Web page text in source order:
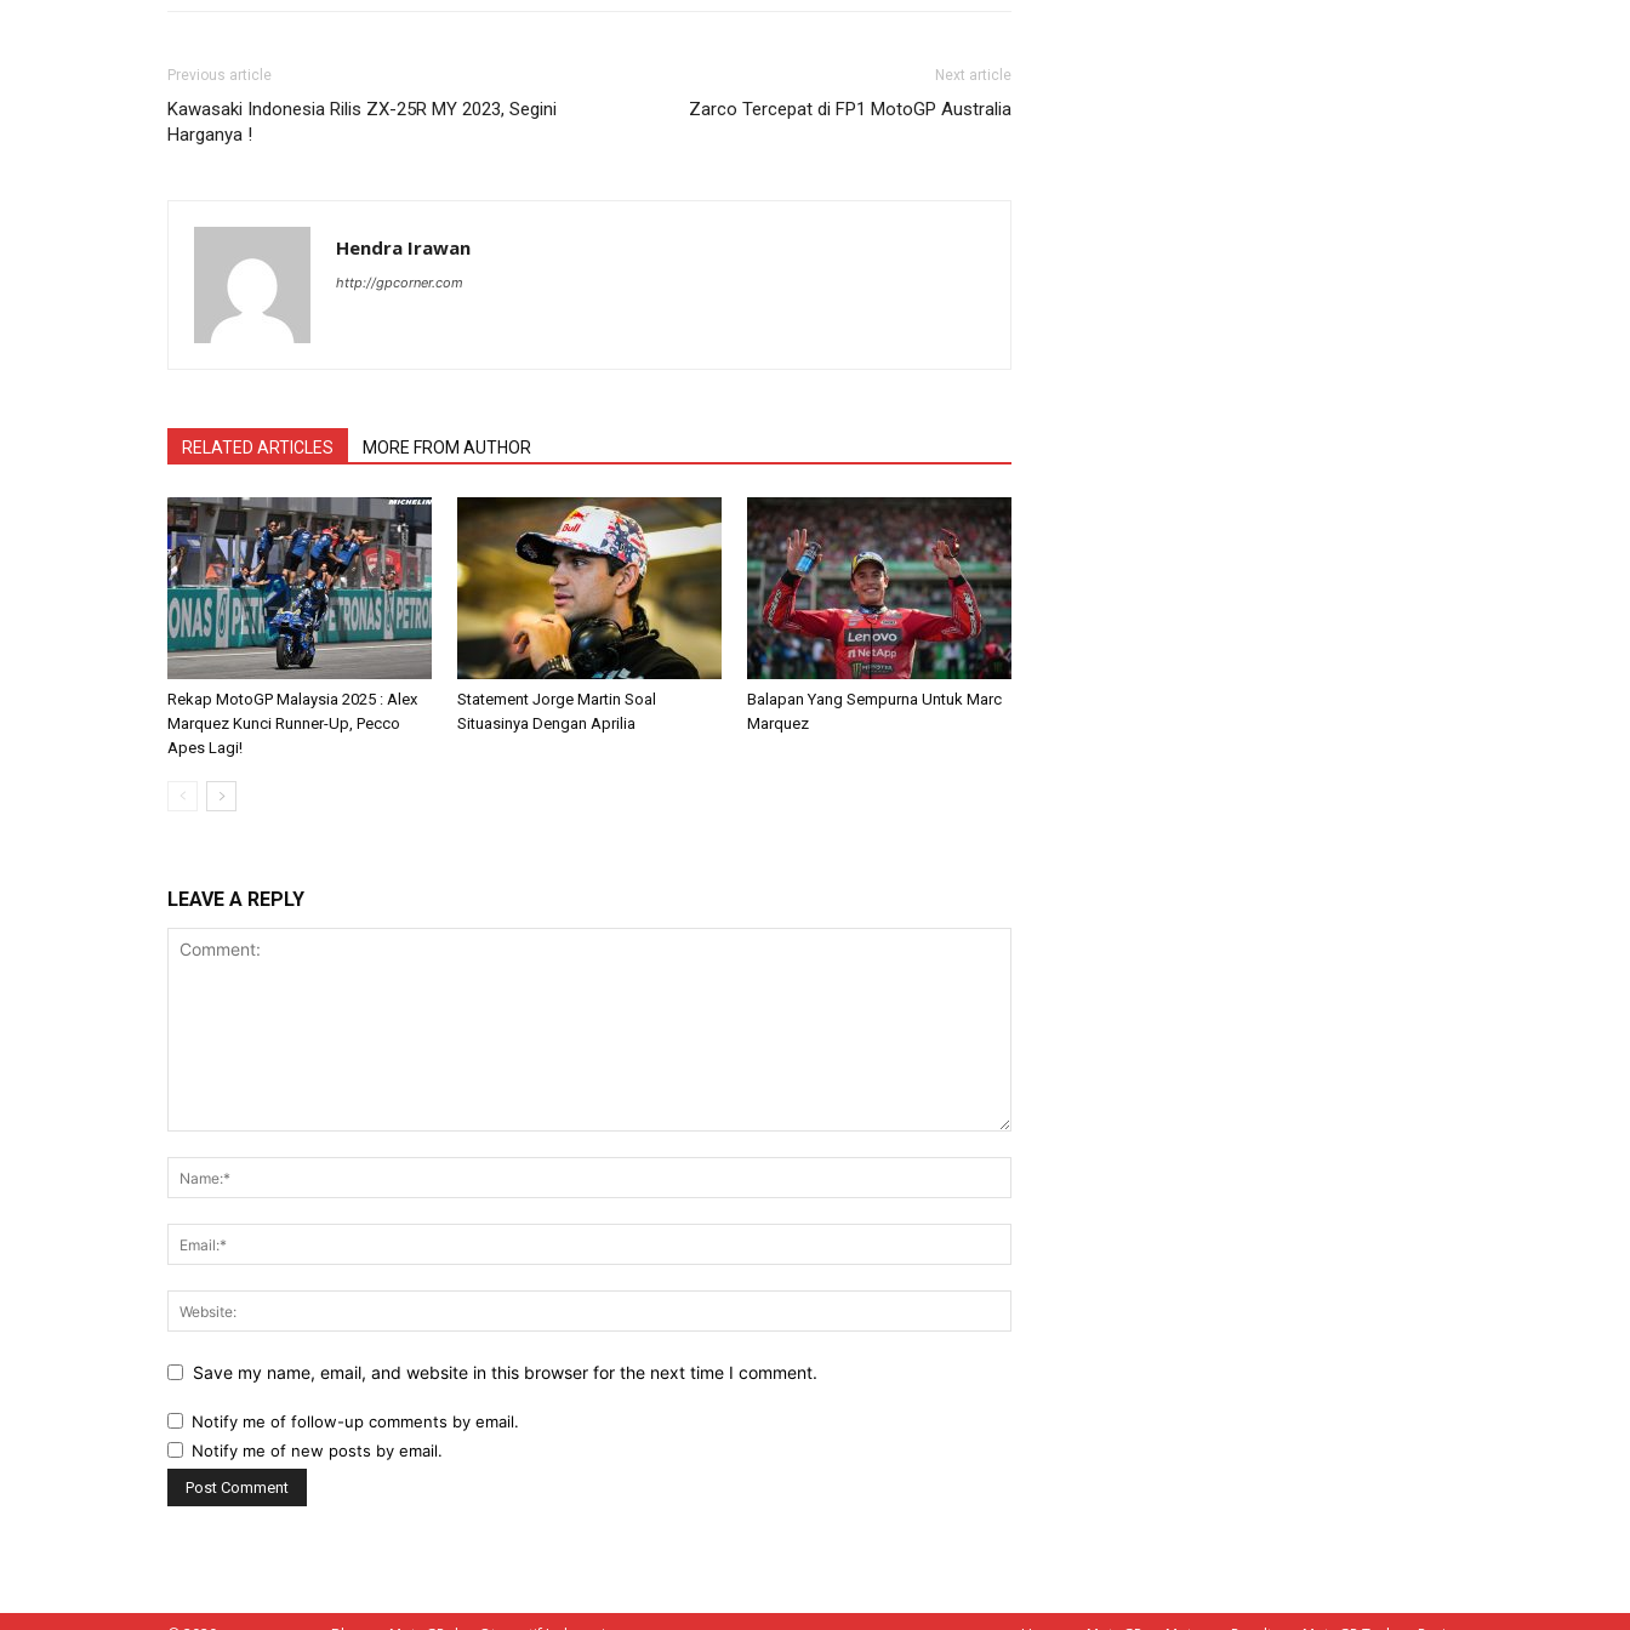
Previous article
Kawasaki Indonesia Rilis ZX-25R MY 2023, Segini
Harganya !
Next article
Zarco Tercepat di FP1 MotoGP Australia
Hendra Irawan
http://gpcorner.com
RELATED ARTICLES MORE FROM AUTHOR
Rekap MotoGP Malaysia 2025 : Alex
Marquez Kunci Runner-Up, Pecco
Apes Lagi!
Statement Jorge Martin Soal
Situasinya Dengan Aprilia
Balapan Yang Sempurna Untuk Marc
Marquez
LEAVE A REPLY
Save my name, email, and website in this browser for the next time I comment.
Notify me of follow-up comments by email.
Notify me of new posts by email.